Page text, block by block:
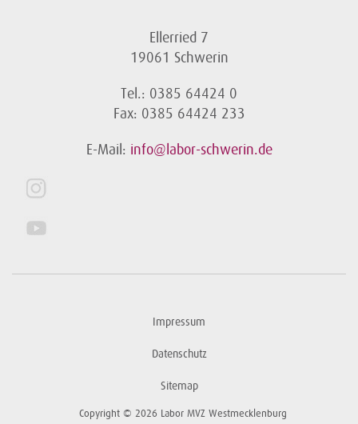
Ellerried 7
19061 Schwerin
Tel.: 0385 64424 0
Fax: 0385 64424 233
E-Mail: info@labor-schwerin.de
Impressum
Datenschutz
Sitemap
Copyright © 2026 Labor MVZ Westmecklenburg